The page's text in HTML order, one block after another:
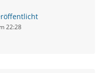
22:28